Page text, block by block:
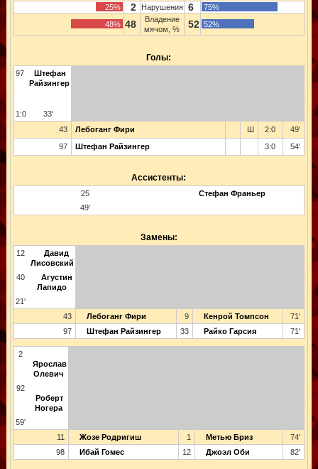
25%
2 Нарушения 6
75%
48% 48
Владение
мячом, %
52 52%
Голы:
97
Штефан
Райзингер
1:0
33'
43
Лебоганг Фири Ш 2:0
49'
97
Штефан Райзингер 3:0 54'
Ассистенты:
25
Стефан Франьер
49'
Замены:
12
Давид
Лисовский
40
Агустин
Лапидо
21'
43
Лебоганг Фири 9 Кенрой Томпсон
71'
97
Штефан Райзингер 33 Райко Гарсия 71'
2
Ярослав
Олевич
92
Роберт
Ногера
59'
11
Жозе Родригиш 1 Метью Бриз
74'
98
Ибай Гомес 12 Джоэл Оби 82'